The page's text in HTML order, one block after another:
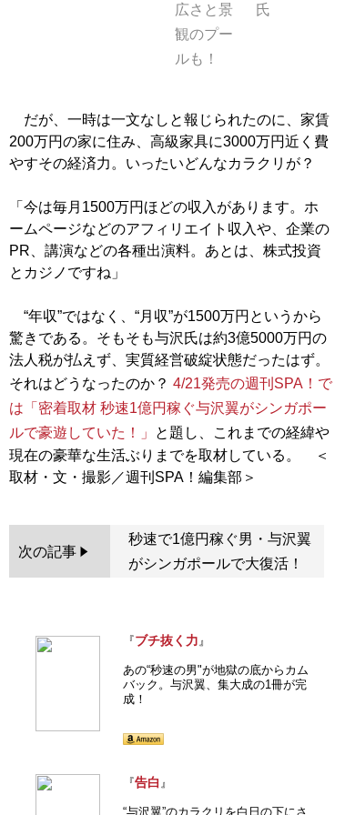
広さと景
観のプー
ルも！
氏
だが、一時は一文なしと報じられたのに、家賃
200万円の家に住み、高級家具に3000万円近く費
やすその経済力。いったいどんなカラクリが？
「今は毎月1500万円ほどの収入があります。ホ
ームページなどのアフィリエイト収入や、企業の
PR、講演などの各種出演料。あとは、株式投資
とカジノですね」
“年収”ではなく、“月収”が1500万円というから
驚きである。そもそも与沢氏は約3億5000万円の
法人税が払えず、実質経営破綻状態だったはず。
それはどうなったのか？ 4/21発売の週刊SPA！で
は「密着取材 秒速1億円稼ぐ与沢翼がシンガポー
ルで豪遊していた！」
と題し、これまでの経緯や
現在の豪華な生活ぶりまでを取材している。 ＜
次の記事
秒速で1億円稼ぐ男・与沢翼
がシンガポールで大復活！
『ブチ抜く力』
あの“秒速の男"が地獄の底からカム
バック。与沢翼、集大成の1冊が完
成！
『告白 』
“与沢翼”のカラクリを白日の下にさ